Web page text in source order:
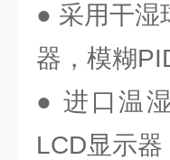
● 采用干湿
器，模糊
● 进口温
LCD显示